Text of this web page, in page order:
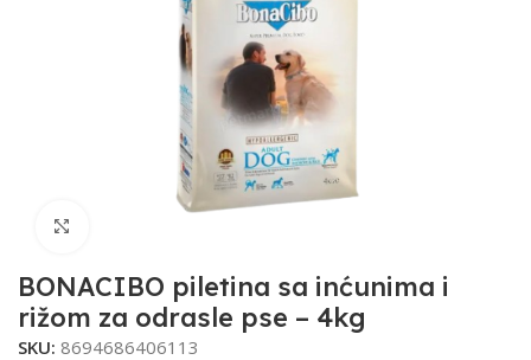
BONACIBO piletina sa inćunima i
rižom za odrasle pse – 4kg
SKU: 8694686406113